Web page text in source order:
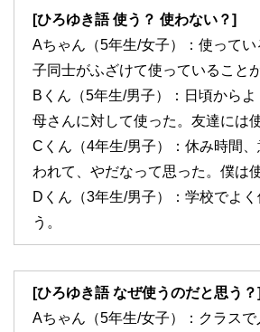
[ひろゆき語 使う？ 使わない？]
Aちゃん（5年生/女子）：使って
子同士がふざけて使っていること
Bくん（5年生/男子）：日頃から
母さんに対して使った。友達には
Cくん（4年生/男子）：休み時間
われて、やだなって思った。僕は
Dくん（3年生/男子）：学校でよ
う。
[ひろゆき語 なぜ使うのだと思う？]
Aちゃん（5年生/女子）：クラス